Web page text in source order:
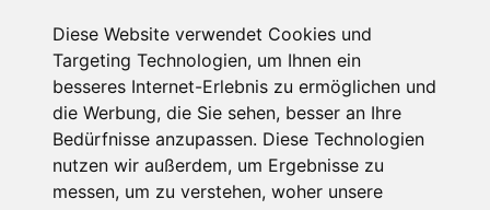
Diese Website verwendet Cookies und
Targeting Technologien, um Ihnen ein
besseres Internet-Erlebnis zu ermöglichen und
die Werbung, die Sie sehen, besser an Ihre
Bedürfnisse anzupassen. Diese Technologien
nutzen wir außerdem, um Ergebnisse zu
messen, um zu verstehen, woher unsere
Terms of Use Privacy | Cookies Policy( Einstellungen ändern
About Us
Advertising
Contact Us